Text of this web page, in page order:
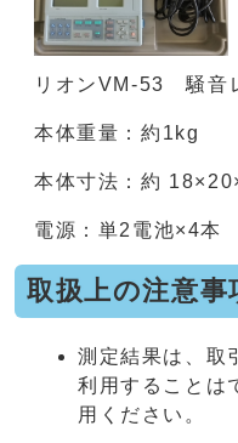
リオンVM-53 騒音
本体重量：約1kg
本体寸法：約
電源：単2電池×4本
取扱上の注意事
測定結果は、取
利用することは
用ください。